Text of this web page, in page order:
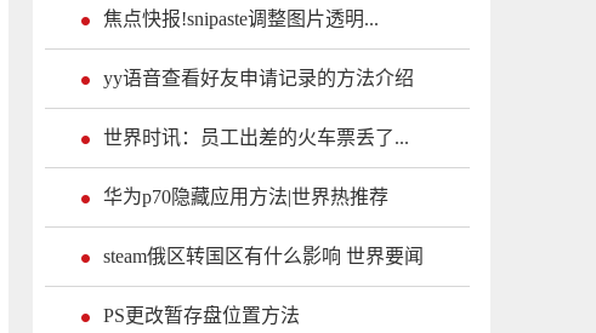
焦点快报!snipaste调整图片透明...
yy语音查看好友申请记录的方法介绍
世界时讯：员工出差的火车票丢了...
华为p70隐藏应用方法|世界热推荐
steam俄区转国区有什么影响 世界要闻
PS更改暂存盘位置方法